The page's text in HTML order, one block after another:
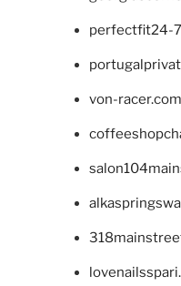
perfectfit24-
von-racer.com